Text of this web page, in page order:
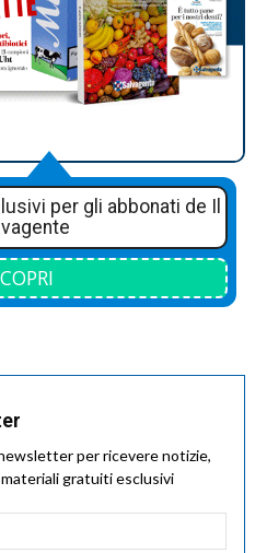
per gli abbonati de Il
per ricevere notizie,
gratuiti esclusivi